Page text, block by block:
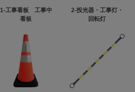
1-工事看板 工事中
看板
2-投光器・工事灯・
回転灯